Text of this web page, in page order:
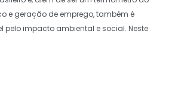
e geração de emprego, também é
pelo impacto ambiental e social. Neste